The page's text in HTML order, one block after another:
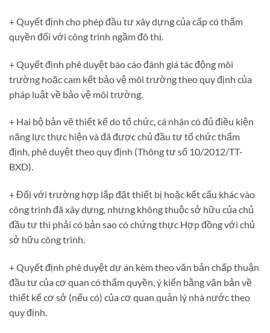
+ Quyết định cho phép đầu tư xây dựng của cấp có thẩm
quyền đối với công trình ngầm đô thị.
+ Quyết định phê duyệt báo cáo đánh giá tác động môi
trường hoặc cam kết bảo vệ môi trường theo quy định của
pháp luật về bảo vệ môi trường.
+ Hai bộ bản vẽ thiết kế do tổ chức, cá nhân có đủ điều kiện
năng lực thực hiện và đã được chủ đầu tư tổ chức thẩm
định, phê duyệt theo quy định (Thông tư số 10/2012/TT-
BXD).
+ Đối với trường hợp lắp đặt thiết bị hoặc kết cấu khác vào
công trình đã xây dựng, nhưng không thuộc sở hữu của chủ
đầu tư thì phải có bản sao có chứng thực Hợp đồng với chủ
sở hữu công trình.
+ Quyết định phê duyệt dự án kèm theo văn bản chấp thuận
đầu tư của cơ quan có thẩm quyền, ý kiến bằng văn bản về
thiết kế cơ sở (nếu có) của cơ quan quản lý nhà nước theo
quy định.